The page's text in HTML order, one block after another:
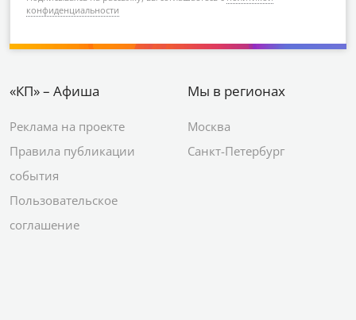
конфиденциальности
«КП» – Афиша
Реклама на проекте
Правила публикации
события
Пользовательское
соглашение
Мы в регионах
Москва
Санкт-Петербург